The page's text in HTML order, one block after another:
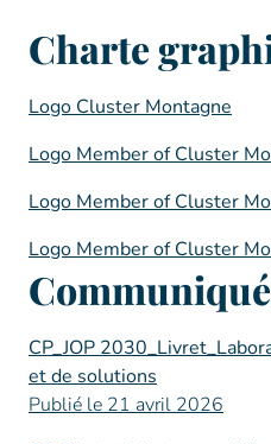
Charte
Logo Cluster Montagne
Logo Member of Cluster
Logo Member of Cluster
Logo Member of Cluster
CP_JOP
et de solutions
Publié le 21 avril 2026